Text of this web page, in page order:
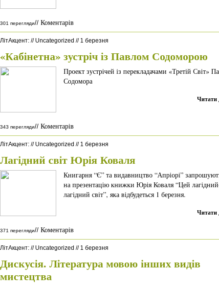
301 перегляди// Коментарів
ЛітАкцент: // Uncategorized // 1 березня
«Кабінетна» зустріч із Павлом Содоморою
Проект зустрічей із перекладачами «Третій Світ»
Содомора
Читати
343 перегляди// Коментарів
ЛітАкцент: // Uncategorized // 1 березня
Лагідний світ Юрія Коваля
Книгарня “Є” та видавництво “Апріорі”
на презентацію книжки Юрія Коваля “Цей
лагідний світ”, яка відбудеться 1 березня.
Читати
371 перегляди// Коментарів
ЛітАкцент: // Uncategorized // 1 березня
Дискусія. Література мовою інших видів
мистецтва